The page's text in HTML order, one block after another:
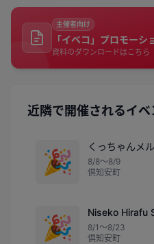
主催者向け
「イベコ」プロモーシ
資料のダウンロードはこちら
近隣で開催されるイベ
🎉
くっちゃんメ
8/8〜8/9
倶知安町
🎉
Niseko Hirafu
8/1〜8/23
倶知安町